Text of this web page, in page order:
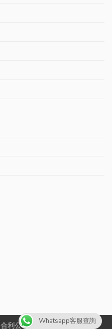
合利公司-生記蔬菜Whatsapp客服查詢